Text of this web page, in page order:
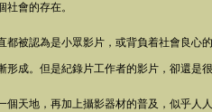
會的存在。
都被認為是小眾影片，或背負着社會良心
形成。但是紀錄片工作者的影片，卻還是
個天地，再加上攝影器材的普及，似乎人